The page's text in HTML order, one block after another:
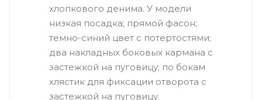
хлопкового денима. У модели
низкая посадка; прямой фасон;
темно-синий цвет с потертостями;
два накладных боковых кармана с
застежкой на пуговицу; по бокам
хлястик для фиксации отворота с
застежкой на пуговицу.